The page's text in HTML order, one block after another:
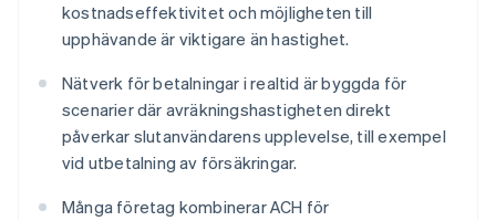
kostnadseffektivitet och möjligheten till
upphävande är viktigare än hastighet.
Nätverk för betalningar i realtid är byggda för
scenarier där avräkningshastigheten direkt
påverkar slutanvändarens upplevelse, till exempel
vid utbetalning av försäkringar.
Många företag kombinerar ACH för